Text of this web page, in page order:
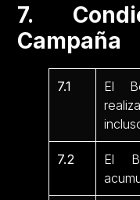
7.
Campaña
7.1
El
7.2
El